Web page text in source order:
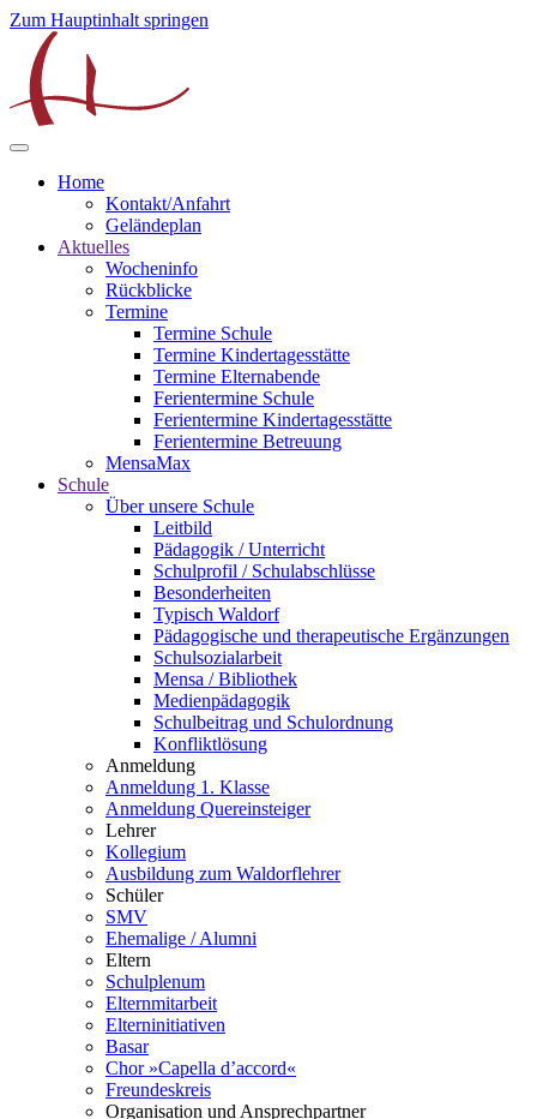
Zum Hauptinhalt springen
Home
Kontakt/Anfahrt
Geländeplan
Aktuelles
Wocheninfo
Rückblicke
Termine
Termine Schule
Termine Kindertagesstätte
Termine Elternabende
Ferientermine Schule
Ferientermine Kindertagesstätte
Ferientermine Betreuung
MensaMax
Schule
Über unsere Schule
Leitbild
Pädagogik / Unterricht
Schulprofil / Schulabschlüsse
Besonderheiten
Typisch Waldorf
Pädagogische und therapeutische Ergänzungen
Schulsozialarbeit
Mensa / Bibliothek
Medienpädagogik
Schulbeitrag und Schulordnung
Konfliktlösung
Anmeldung
Anmeldung 1. Klasse
Anmeldung Quereinsteiger
Lehrer
Kollegium
Ausbildung zum Waldorflehrer
Schüler
SMV
Ehemalige / Alumni
Eltern
Schulplenum
Elternmitarbeit
Elterninitiativen
Basar
Chor »Capella d’accord«
Freundeskreis
Organisation und Ansprechpartner